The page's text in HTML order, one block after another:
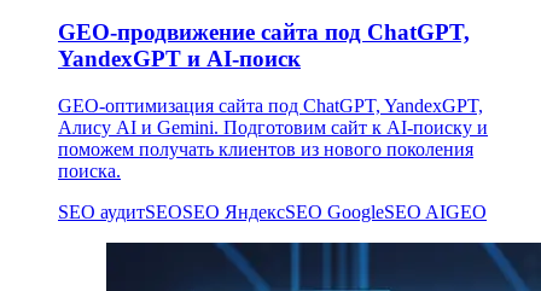
GEO-продвижение сайта под ChatGPT,
YandexGPT и AI-поиск
GEO-оптимизация сайта под ChatGPT, YandexGPT,
Алису AI и Gemini. Подготовим сайт к AI-поиску и
поможем получать клиентов из нового поколения
поиска.
SEO аудитSEOSEO ЯндексSEO GoogleSEO AIGEO